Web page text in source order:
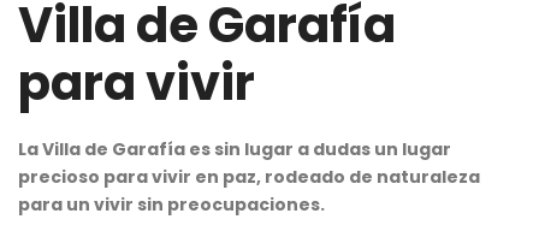
Villa de Garafía
para vivir
La Villa de Garafía es sin lugar a dudas un lugar
precioso para vivir en paz, rodeado de naturaleza
para un vivir sin preocupaciones.